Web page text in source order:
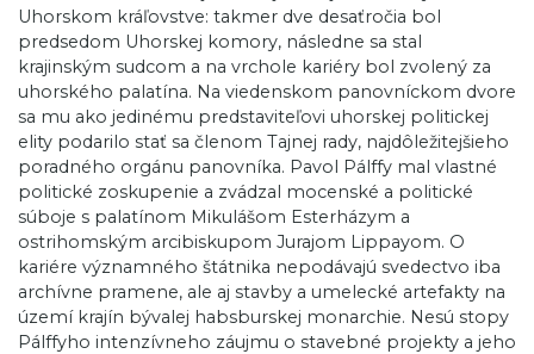
Uhorskom kráľovstve: takmer dve desaťročia bol
predsedom Uhorskej komory, následne sa stal
krajinským sudcom a na vrchole kariéry bol zvolený za
uhorského palatína. Na viedenskom panovníckom dvore
sa mu ako jedinému predstaviteľovi uhorskej politickej
elity podarilo stať sa členom Tajnej rady, najdôležitejšieho
poradného orgánu panovníka. Pavol Pálffy mal vlastné
politické zoskupenie a zvádzal mocenské a politické
súboje s palatínom Mikulášom Esterházym a
ostrihomským arcibiskupom Jurajom Lippayom. O
kariére významného štátnika nepodávajú svedectvo iba
archívne pramene, ale aj stavby a umelecké artefakty na
území krajín bývalej habsburskej monarchie. Nesú stopy
Pálffyho intenzívneho záujmu o stavebné projekty a jeho